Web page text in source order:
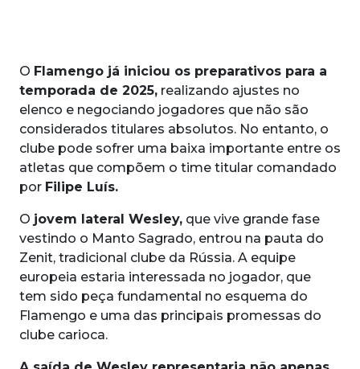
O Flamengo já iniciou os preparativos para a
temporada de 2025, realizando ajustes no
elenco e negociando jogadores que não são
considerados titulares absolutos. No entanto, o
clube pode sofrer uma baixa importante entre os
atletas que compõem o time titular comandado
por Filipe Luís.
O jovem lateral Wesley, que vive grande fase
vestindo o Manto Sagrado, entrou na pauta do
Zenit, tradicional clube da Rússia. A equipe
europeia estaria interessada no jogador, que
tem sido peça fundamental no esquema do
Flamengo e uma das principais promessas do
clube carioca.